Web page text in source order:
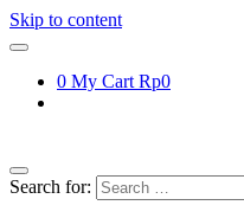
Skip to content
0 My Cart Rp0
Search for: